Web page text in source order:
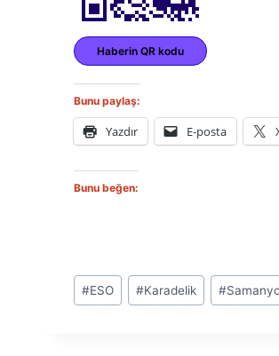
Haberin QR kodu
Bunu paylaş:
Yazdır E-posta
Bunu beğen:
Post
Tags:
#ESO #Karadelik #